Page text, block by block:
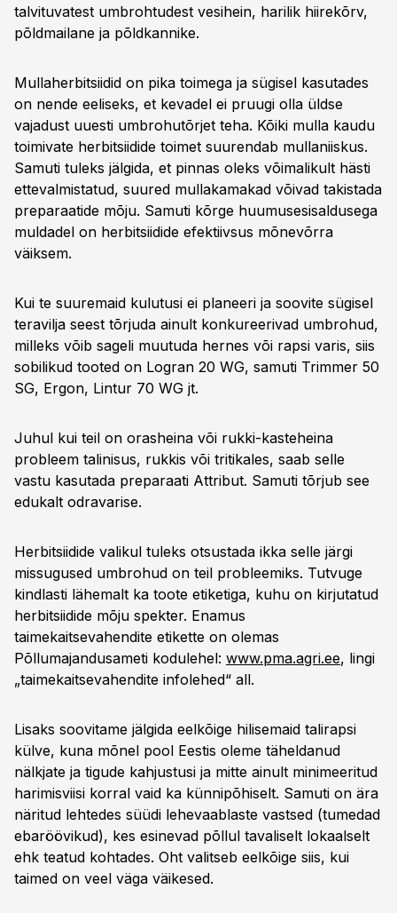
talvituvatest umbrohtudest vesihein, harilik hiirekõrv,
põldmailane ja põldkannike.
Mullaherbitsiidid on pika toimega ja sügisel kasutades
on nende eeliseks, et kevadel ei pruugi olla üldse
vajadust uuesti umbrohutõrjet teha. Kõiki mulla kaudu
toimivate herbitsiidide toimet suurendab mullaniiskus.
Samuti tuleks jälgida, et pinnas oleks võimalikult hästi
ettevalmistatud, suured mullakamakad võivad takistada
preparaatide mõju. Samuti kõrge huumusesisaldusega
muldadel on herbitsiidide efektiivsus mõnevõrra
väiksem.
Kui te suuremaid kulutusi ei planeeri ja soovite sügisel
teravilja seest tõrjuda ainult konkureerivad umbrohud,
milleks võib sageli muutuda hernes või rapsi varis, siis
sobilikud tooted on Logran 20 WG, samuti Trimmer 50
SG, Ergon, Lintur 70 WG jt.
Juhul kui teil on orasheina või rukki-kasteheina
probleem talinisus, rukkis või tritikales, saab selle
vastu kasutada preparaati Attribut. Samuti tõrjub see
edukalt odravarise.
Herbitsiidide valikul tuleks otsustada ikka selle järgi
missugused umbrohud on teil probleemiks. Tutvuge
kindlasti lähemalt ka toote etiketiga, kuhu on kirjutatud
herbitsiidide mõju spekter. Enamus
taimekaitsevahendite etikette on olemas
Põllumajandusameti kodulehel: www.pma.agri.ee, lingi
„taimekaitsevahendite infolehed“ all.
Lisaks soovitame jälgida eelkõige hilisemaid talirapsi
külve, kuna mõnel pool Eestis oleme täheldanud
nälkjate ja tigude kahjustusi ja mitte ainult minimeeritud
harimisviisi korral vaid ka künnipõhiselt. Samuti on ära
näritud lehtedes süüdi lehevaablaste vastsed (tumedad
ebaröövikud), kes esinevad põllul tavaliselt lokaalselt
ehk teatud kohtades. Oht valitseb eelkõige siis, kui
taimed on veel väga väikesed.